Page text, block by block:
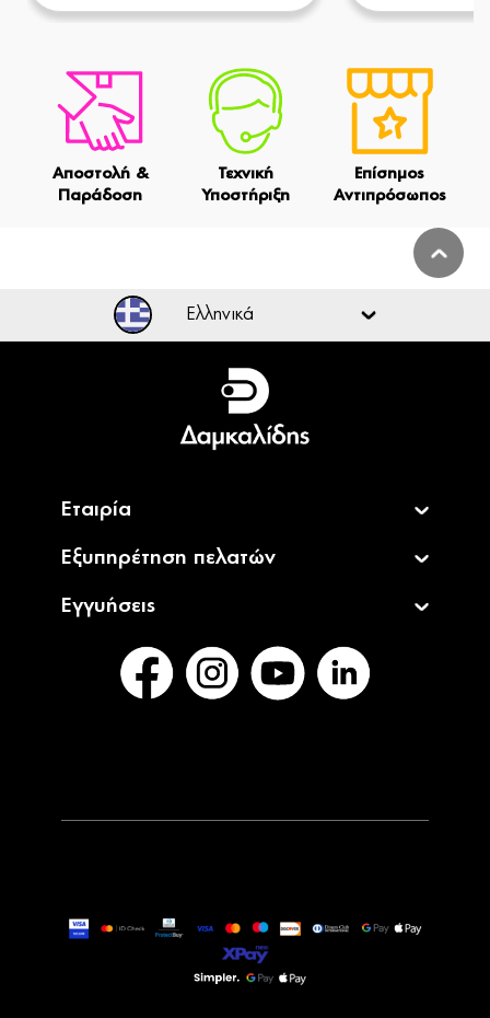
Αποστολή &
Παράδοση
Τεχνική
Υποστήριξη
Επίσημος
Αντιπρόσωπος
Ελληνικά
Ελληνικά
English
Εταιρία
Εξυπηρέτηση πελατών
Εγγυήσεις